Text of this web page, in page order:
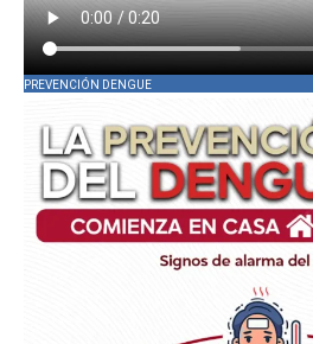
PREVENCIÓN DENGUE